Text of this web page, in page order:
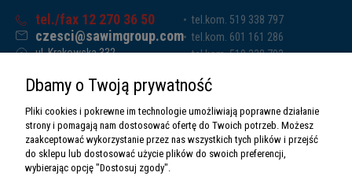
tel./fax 12 270 36 50
czesci@sawimgroup.com
ul. Krakowska 332,
Sawim Group Mariusz Zdyb sp. k.
NIP: 5130284470
REGON: 5246591010
tel.kom. 519 338 797
tel.kom. 601 161 286
tel.kom. 519 338 793
Dbamy o Twoją prywatność
Pliki cookies i pokrewne im technologie umożliwiają poprawne działanie
strony i pomagają nam dostosować ofertę do Twoich potrzeb. Możesz
zaakceptować wykorzystanie przez nas wszystkich tych plików i przejść
do sklepu lub dostosować użycie plików do swoich preferencji,
wybierając opcję "Dostosuj zgody".